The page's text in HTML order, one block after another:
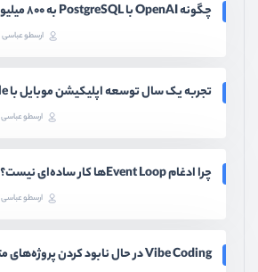
چگونه OpenAI با PostgreSQL به ۸۰۰ میلیون کاربر رسید؟
ارسطو عباسی
تجربه یک سال توسعه اپلیکیشن موبایل با GoMobile
ارسطو عباسی
چرا ادغام Event Loopها کار ساده‌ای نیست؟
ارسطو عباسی
Vibe Coding در حال نابود کردن پروژه‌های متن‌باز است